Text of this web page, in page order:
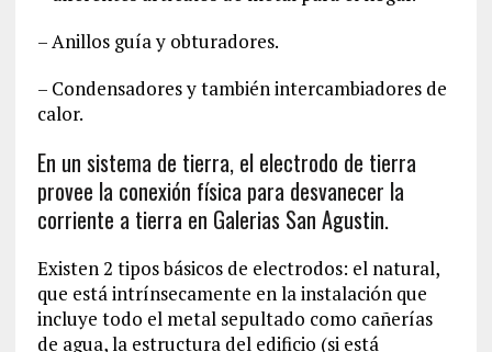
– Anillos guía y obturadores.
– Condensadores y también intercambiadores de
calor.
En un sistema de tierra, el electrodo de tierra
provee la conexión física para desvanecer la
corriente a tierra en Galerias San Agustin.
Existen 2 tipos básicos de electrodos: el natural,
que está intrínsecamente en la instalación que
incluye todo el metal sepultado como cañerías
de agua, la estructura del edificio (si está